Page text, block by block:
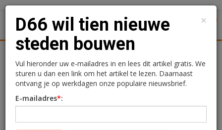
D66 wil tien nieuwe
steden bouwen
×
D66 wil tien nieuwe
steden bouwen
Vul hieronder uw e-mailadres in en lees dit artikel gratis. We
sturen u dan een link om het artikel te lezen. Daarnaast
ontvang je op werkdagen onze populaire nieuwsbrief.
E-mailadres*: